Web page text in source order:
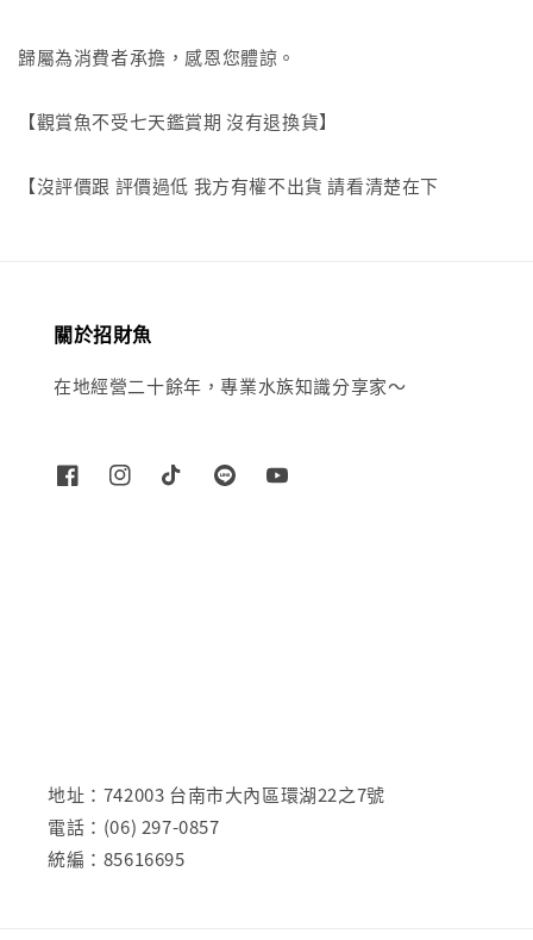
歸屬為消費者承擔，感恩您體諒。
【觀賞魚不受七天鑑賞期 沒有退換貨】
【沒評價跟 評價過低 我方有權不出貨 請看清楚在下
關於招財魚
在地經營二十餘年，專業水族知識分享家～
地址：742003 台南市大內區環湖22之7號
電話：(06) 297-0857
統編：85616695